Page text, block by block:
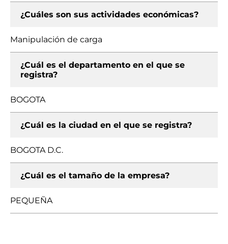
¿Cuáles son sus actividades económicas?
Manipulación de carga
¿Cuál es el departamento en el que se
registra?
BOGOTA
¿Cuál es la ciudad en el que se registra?
BOGOTA D.C.
¿Cuál es el tamaño de la empresa?
PEQUEÑA